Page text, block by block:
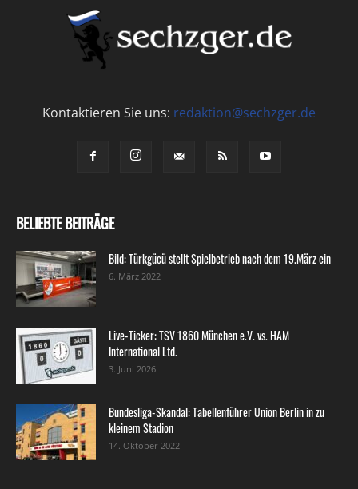
Kontaktieren Sie uns: redaktion@sechzger.de
BELIEBTE BEITRÄGE
Bild: Türkgücü stellt Spielbetrieb nach dem 19.März ein
6. März 2022
Live-Ticker: TSV 1860 München e.V. vs. HAM
International Ltd.
3. Juni 2026
Bundesliga-Skandal: Tabellenführer Union Berlin in zu
kleinem Stadion
14. Oktober 2022